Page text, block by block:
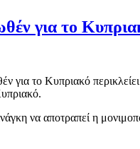
για το Κυπριακό
το Κυπριακό
να αποτραπεί η